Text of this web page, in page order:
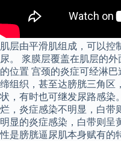
肌层由平滑肌组成，可以控
尿。 浆膜层覆盖在肌层的
的位置 宫颈的炎症可经淋
缔组织，甚至达膀胱三角区
状，有时也可继发尿路感染
烂，炎症感染不明显，白带
明显的炎症感染，白带则呈
性是膀胱逼尿肌本身赋有的